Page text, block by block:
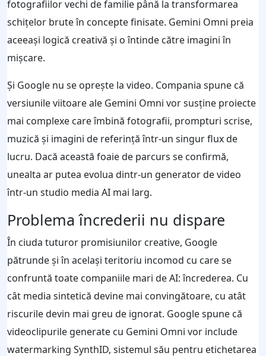
fotografiilor vechi de familie până la transformarea
schițelor brute în concepte finisate. Gemini Omni preia
aceeași logică creativă și o întinde către imagini în
mișcare.
Și Google nu se oprește la video. Compania spune că
versiunile viitoare ale Gemini Omni vor susține proiecte
mai complexe care îmbină fotografii, prompturi scrise,
muzică și imagini de referință într-un singur flux de
lucru. Dacă această foaie de parcurs se confirmă,
unealta ar putea evolua dintr-un generator de video
într-un studio media AI mai larg.
Problema încrederii nu dispare
În ciuda tuturor promisiunilor creative, Google
pătrunde și în același teritoriu incomod cu care se
confruntă toate companiile mari de AI: încrederea. Cu
cât media sintetică devine mai convingătoare, cu atât
riscurile devin mai greu de ignorat. Google spune că
videoclipurile generate cu Gemini Omni vor include
watermarking SynthID, sistemul său pentru etichetarea